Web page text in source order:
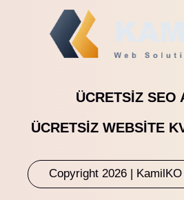
ÜCRETSIZ SEO
ÜCRETSIZ WEBSITE
Copyright 2026 |